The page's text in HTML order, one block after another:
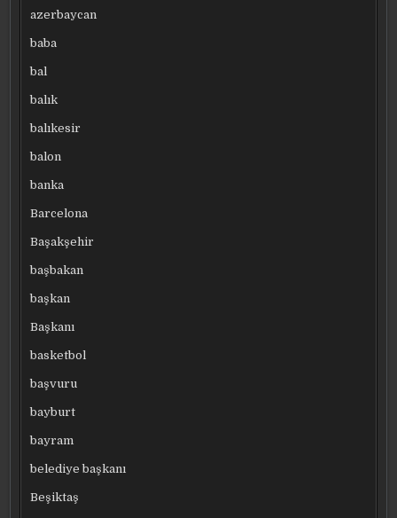
azerbaycan
baba
bal
balık
balıkesir
balon
banka
Barcelona
Başakşehir
başbakan
başkan
Başkanı
basketbol
başvuru
bayburt
bayram
belediye başkanı
Beşiktaş